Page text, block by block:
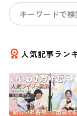
人気記事ラン